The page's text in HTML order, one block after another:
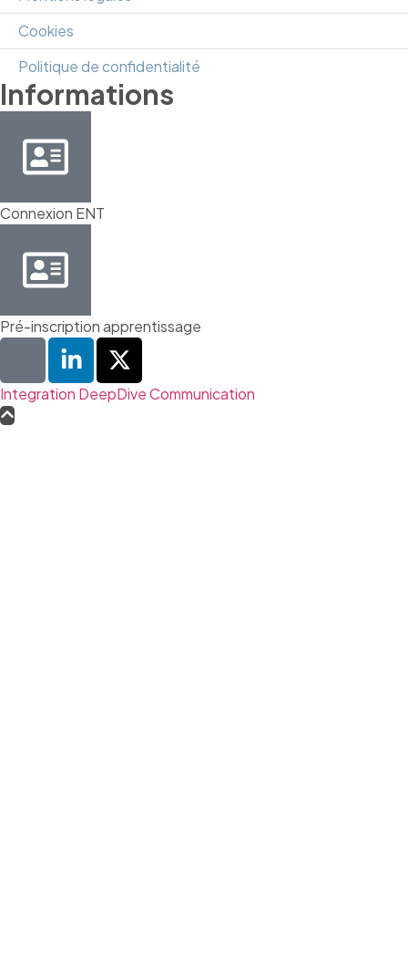
Cookies
Politique de confidentialité
Informations
Connexion ENT
Pré-inscription apprentissage
Integration DeepDive Communication